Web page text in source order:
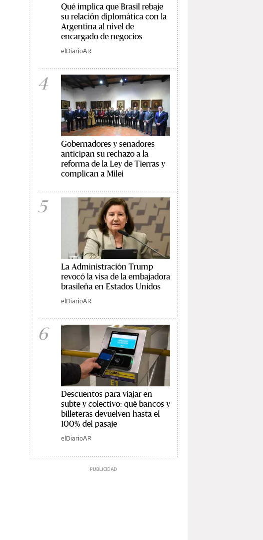
Qué implica que Brasil rebaje
su relación diplomática con la
Argentina al nivel de
encargado de negocios
elDiarioAR
4
Gobernadores y senadores
anticipan su rechazo a la
reforma de la Ley de Tierras y
complican a Milei
5
La Administración Trump
revocó la visa de la embajadora
brasileña en Estados Unidos
elDiarioAR
6
Descuentos para viajar en
subte y colectivo: qué bancos y
billeteras devuelven hasta el
100% del pasaje
elDiarioAR